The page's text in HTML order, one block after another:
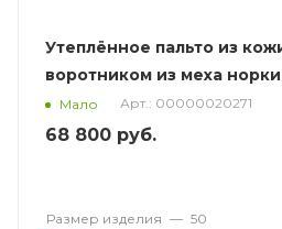
Утеплённое пальто из
воротником из меха норки
Мало Арт.: 00000020271
68 800 руб.
Размер изделия — 50